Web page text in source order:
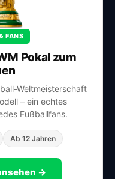
FANS
Pokal zum
Weltmeisterschaft
– ein echtes
Fußballfans.
Ab 12 Jahren
→